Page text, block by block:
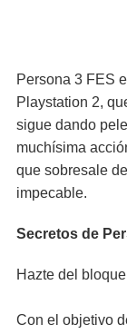
Persona 3 FES
Playstation 2,
sigue dando
muchísima
que sobresale
impecable.
Secretos de
Hazte del
Con el objetivo